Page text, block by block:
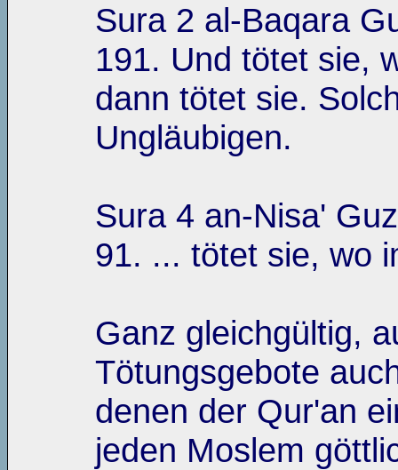
Sura 2 al-Baqara
191. Und tötet sie,
dann tötet sie.
Ungläubigen.
Sura 4 an-Nisa'
91. ... tötet sie, wo
Ganz gleichgültig,
Tötungsgebote
denen der Qur'an
jeden Moslem